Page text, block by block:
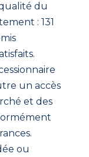
du
: 131
un accès
et des
ou